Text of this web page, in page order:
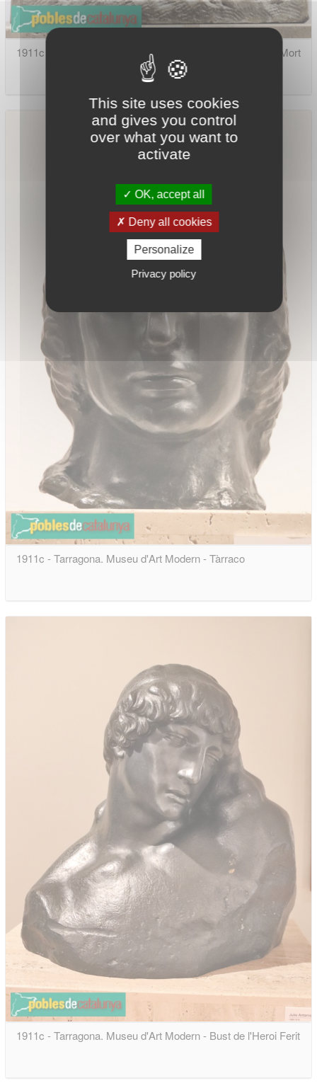
1911c - Tarragona. Museu d'Art Modern - Bust de l'Heroi Mort
1911c - Tarragona. Museu d'Art Modern - Tàrraco
1911c - Tarragona. Museu d'Art Modern - Bust de l'Heroi Ferit
This site uses cookies
and gives you control
over what you want to
activate
OK, accept all
Deny all cookies
Personalize
Privacy policy